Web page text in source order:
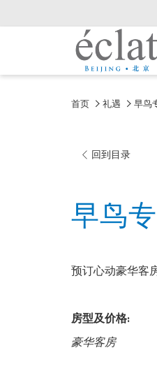
首页 礼遇 早鸟
回到目录
早鸟
预订心动豪华客
房型及价格:
豪华客房